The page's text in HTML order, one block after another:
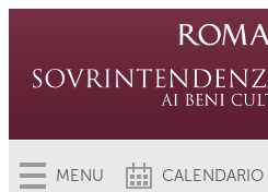
MENU CALENDARIO